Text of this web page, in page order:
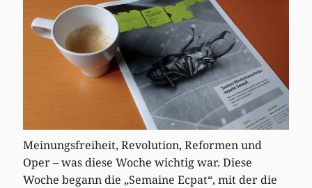
Meinungsfreiheit, Revolution, Reformen und
Oper – was diese Woche wichtig war. Diese
Woche begann die „Semaine Ecpat“, mit der die